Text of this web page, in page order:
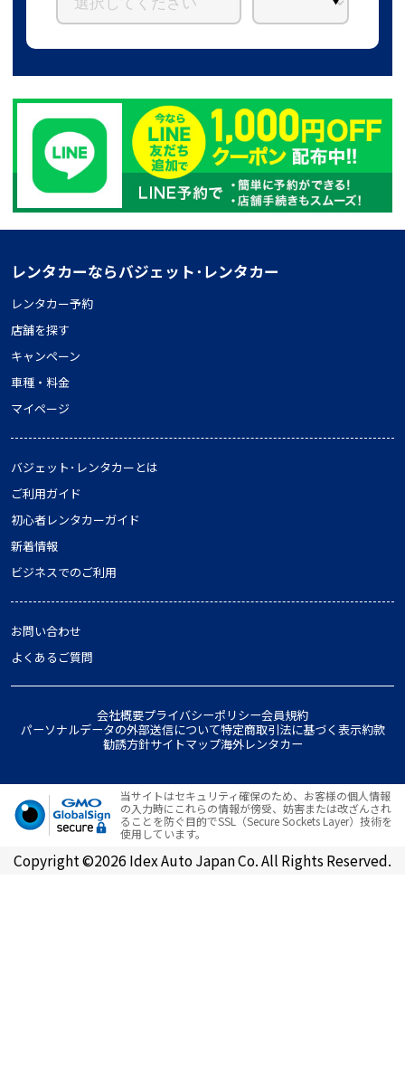
レンタカーならバジェット･レンタカー
レンタカー予約
店舗を探す
キャンペーン
車種・料金
マイページ
バジェット･レンタカーとは
ご利用ガイド
初心者レンタカーガイド
新着情報
ビジネスでのご利用
お問い合わせ
よくあるご質問
会社概要プライバシーポリシー会員規約
パーソナルデータの外部送信について特定商取引法に基づく表示約款
勧誘方針サイトマップ海外レンタカー
当サイトはセキュリティ確保のため、お客様の個人情報
の入力時にこれらの情報が傍受、妨害または改ざんされ
ることを防ぐ目的でSSL（Secure Sockets Layer）技術を
使用しています。
Copyright ©2026 Idex Auto Japan Co. All Rights Reserved.